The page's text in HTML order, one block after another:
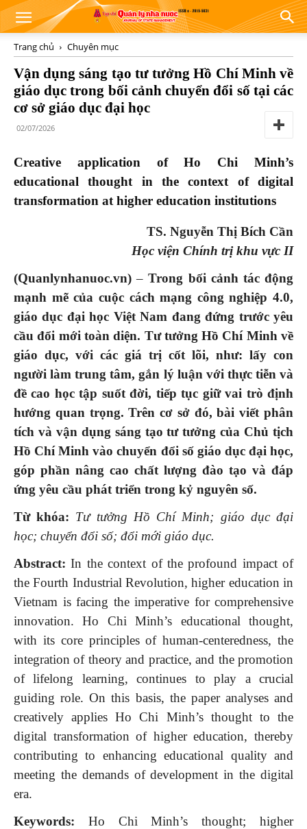
Trang chủ Chuyên mục
Vận dụng sáng tạo tư tưởng Hồ Chí Minh về
giáo dục trong bối cảnh chuyển đổi số tại các
cơ sở giáo dục đại học
02/07/2026
Creative application of Ho Chi Minh’s
educational thought in the context of digital
transformation at higher education institutions
TS. Nguyễn Thị Bích Cần
Học viện Chính trị khu vực II
(Quanlynhanuoc.vn)–Trong bối cảnh tác động
mạnh mẽ của cuộc cách mạng công nghiệp 4.0,
giáo dục đại học Việt Nam đang đứng trước yêu
cầu đổi mới toàn diện. Tư tưởng Hồ Chí Minh về
giáo dục, với các giá trị cốt lõi, như: lấy con
người làm trung tâm, gắn lý luận với thực tiễn và
đề cao học tập suốt đời, tiếp tục giữ vai trò định
hướng quan trọng. Trên cơ sở đó, bài viết phân
tích và vận dụng sáng tạo tư tưởng của Chủ tịch
Hồ Chí Minh vào chuyển đổi số giáo dục đại học,
góp phần nâng cao chất lượng đào tạo và đáp
ứng yêu cầu phát triển trong kỷ nguyên số.
Từ khóa: Tư tưởng Hồ Chí Minh; giáo dục đại
học; chuyển đổi số; đổi mới giáo dục.
Abstract:In the context of the profound impact of
the Fourth Industrial Revolution, higher education in
Vietnam is facing the imperative for comprehensive
innovation. Ho Chi Minh’s educational thought,
with its core principles of human-centeredness, the
integration of theory and practice, and the promotion
of lifelong learning, continues to play a crucial
guiding role. On this basis, the paper analyses and
creatively applies Ho Chi Minh’s thought to the
digital transformation of higher education, thereby
contributing to enhancing educational quality and
meeting the demands of development in the digital
era.
Keywords: Ho Chi Minh’s thought; higher